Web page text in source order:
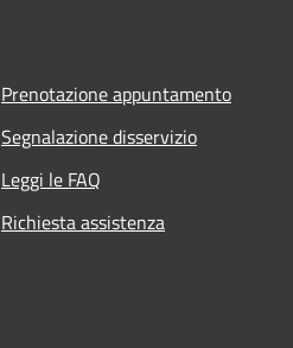
Prenotazione appuntamento
Segnalazione disservizio
Leggi le FAQ
Richiesta assistenza